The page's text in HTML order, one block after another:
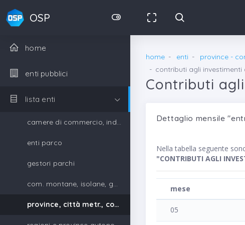
OSP
home
enti pubblici
lista enti
camere di commercio, industria, artigianato e agricoltura
enti parco
gestori parchi
com. montane, isolane, gestori parchi
province, città metr., comuni, unione di comuni
home enti province -
contributi agli investimenti
Contributi
Dettaglio mensile
Nella tabella seguente
"CONTRIBUTI AGLI
mese
05